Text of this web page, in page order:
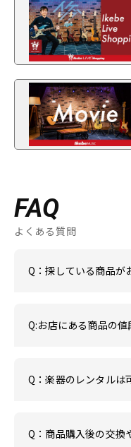
FAQ
よくある質問
Q：探している商品が
Q:お店にある商品の
Q：楽器のレンタルは
Q：商品購入後の交換